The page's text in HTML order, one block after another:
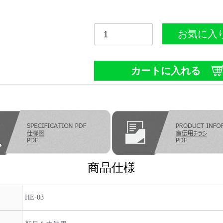
お気に入
カートに入れる
商品仕様
HE-03